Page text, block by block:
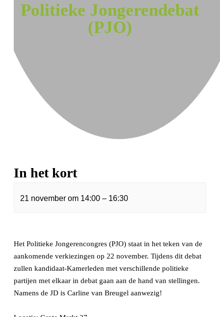
Politieke Jongerendebat
(PJO)
In het kort
21 november om 14:00 – 16:30
Het Politieke Jongerencongres (PJO) staat in het teken van de
aankomende verkiezingen op 22 november. Tijdens dit debat
zullen kandidaat-Kamerleden met verschillende politieke
partijen met elkaar in debat gaan aan de hand van stellingen.
Namens de JD is Carline van Breugel aanwezig!